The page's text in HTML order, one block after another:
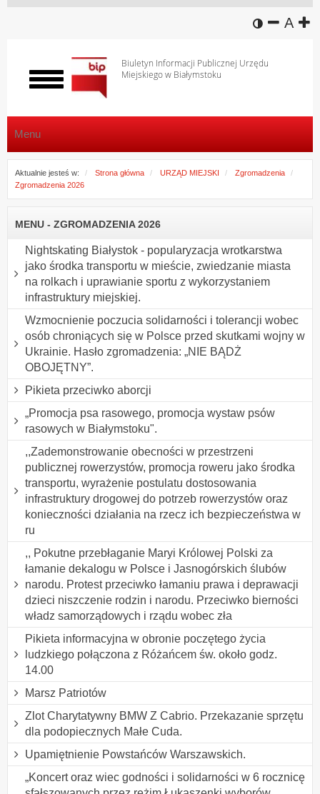
wersja
A
Biuletyn Informacji Publicznej Urzędu
Miejskiego w Białymstoku
Włącz
menu
Menu
Aktualnie jesteś w: Strona główna URZĄD MIEJSKI
Zgromadzenia
Zgromadzenia 2026
MENU - ZGROMADZENIA 2026
Nightskating Białystok - popularyzacja wrotkarstwa
jako środka transportu w mieście, zwiedzanie miasta
na rolkach i uprawianie sportu z wykorzystaniem
infrastruktury miejskiej.
Wzmocnienie poczucia solidarności i tolerancji wobec
osób chroniących się w Polsce przed skutkami wojny w
Ukrainie. Hasło zgromadzenia: „NIE BĄDŻ
OBOJĘTNY”.
Pikieta przeciwko aborcji
„Promocja psa rasowego, promocja wystaw psów
rasowych w Białymstoku".
,,Zademonstrowanie obecności w przestrzeni
publicznej rowerzystów, promocja roweru jako środka
transportu, wyrażenie postulatu dostosowania
infrastruktury drogowej do potrzeb rowerzystów oraz
konieczności działania na rzecz ich bezpieczeństwa w
ru
,, Pokutne przebłaganie Maryi Królowej Polski za
łamanie dekalogu w Polsce i Jasnogórskich ślubów
narodu. Protest przeciwko łamaniu prawa i deprawacji
dzieci niszczenie rodzin i narodu. Przeciwko bierności
władz samorządowych i rządu wobec zła
Pikieta informacyjna w obronie poczętego życia
ludzkiego połączona z Różańcem św. około godz.
14.00
Marsz Patriotów
Zlot Charytatywny BMW Z Cabrio. Przekazanie sprzętu
dla podopiecznych Małe Cuda.
Upamiętnienie Powstańców Warszawskich.
„Koncert oraz wiec godności i solidarności w 6 rocznicę